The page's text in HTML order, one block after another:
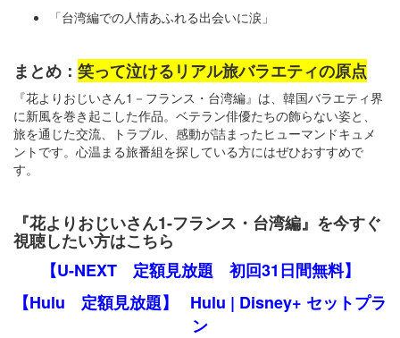
「台湾編での人情あふれる出会いに涙」
まとめ： 笑って泣けるリアル旅バラエティの原点
『花よりおじいさん1－フランス・台湾編』は、韓国バラエティ界
に新風を巻き起こした作品。ベテラン俳優たちの飾らない姿と、
旅を通じた交流、トラブル、感動が詰まったヒューマンドキュメ
ントです。心温まる旅番組を探している方にはぜひおすすめで
す。
『花よりおじいさん1-フランス・台湾編』を今すぐ
視聴したい方はこちら
【U-NEXT 定額見放題 初回31日間無料】
【Hulu 定額見放題】
Hulu | Disney+ セットプラ
ン